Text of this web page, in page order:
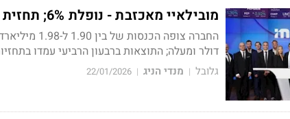
מובילאיי מאכזבת - נופלת 6%; תחזית חלשה לשנת 2026
דולר ומעלה; התוצאות ברבעון הרביעי עמדו
גלובל | מנדי הניג |
22/01/2026